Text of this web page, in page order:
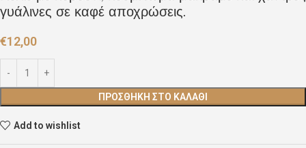
γυάλινες σε καφέ αποχρώσεις.
€12,00
ΠΡΟΣΘΉΚΗ ΣΤΟ ΚΑΛΆΘΙ
Add to wishlist